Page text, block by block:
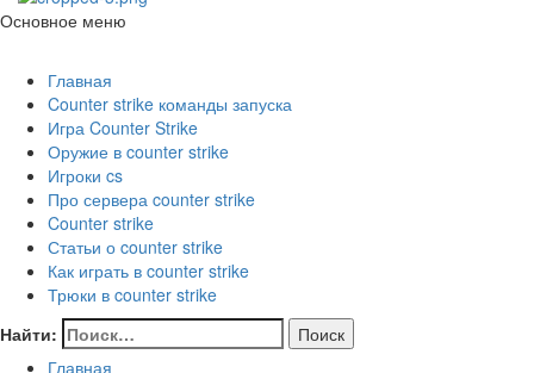
Основное меню
Главная
Counter strike команды запуска
Игра Counter Strike
Оружие в counter strike
Игроки cs
Про сервера counter strike
Counter strike
Статьи о counter strike
Как играть в counter strike
Трюки в counter strike
Найти:
Главная